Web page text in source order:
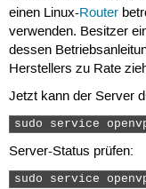
einen Linux-Router
verwenden. Besitzer
dessen
Herstellers zu Rate
Jetzt kann der Server
sudo service
Server-Status prüfen:
sudo service